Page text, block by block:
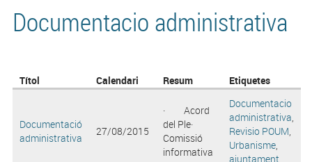
Documentacio administrativa
Títol Calendari Resum Etiquetes
Documentació
administrativa
27/08/2015
· Acord
del Ple·
Comissió
informativa
Documentacio
administrativa,
Revisio POUM,
Urbanisme,
ajuntament